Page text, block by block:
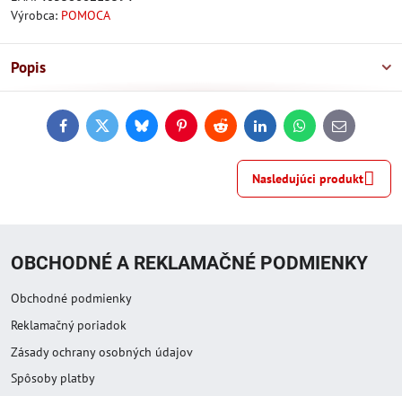
Výrobca: POMOCA
Popis
FacebookTwitterBlueskyPinterestReddit LinkedInWhatsApp
E-
mail
Nasledujúci produkt
OBCHODNÉ A REKLAMAČNÉ PODMIENKY
Obchodné podmienky
Reklamačný poriadok
Zásady ochrany osobných údajov
Spôsoby platby